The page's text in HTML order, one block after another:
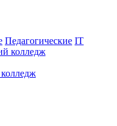
Педагогические IT